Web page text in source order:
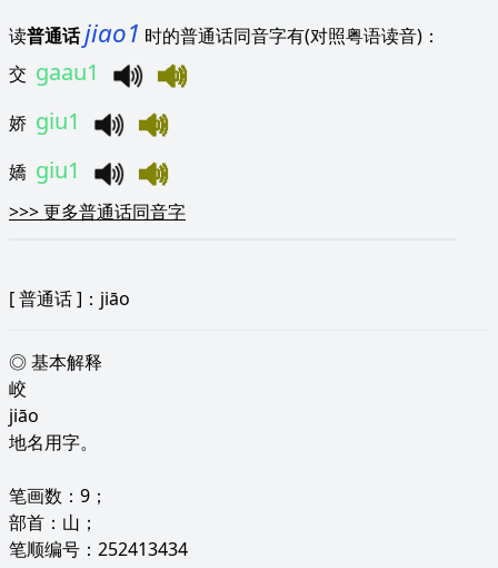
读普通话jiao1 时的普通话同音字有(对照粤语读音)：
交 gaau1
娇 giu1
嬌 giu1
>>>更多普通话同音字
[普通话]：jiāo
◎ 基本解释
峧
jiāo
地名用字。
笔画数：9；
部首：山；
笔顺编号：252413434